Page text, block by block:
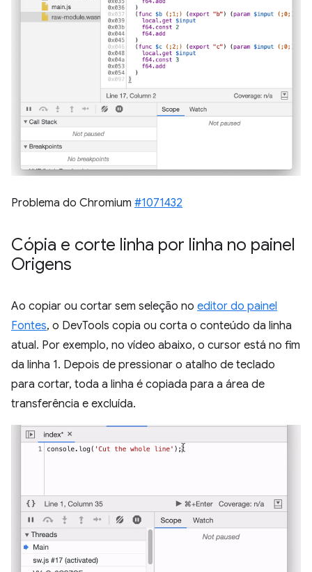
Problema do Chromium #1071432
Cópia e corte linha por linha no painel
Origens
Ao copiar ou cortar sem seleção no editor do painel
Fontes, o DevTools copia ou corta o conteúdo da linha
atual. Por exemplo, no vídeo abaixo, o cursor está no fim
da linha 1. Depois de pressionar o atalho de teclado
para cortar, toda a linha é copiada para a área de
transferência e excluída.